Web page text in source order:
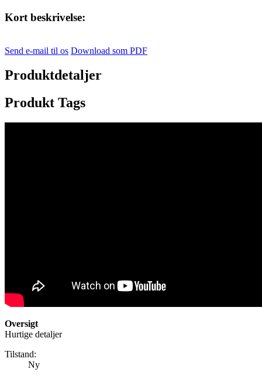
Kort beskrivelse:
Send e-mail til os Download som PDF
Produktdetaljer
Produkt Tags
Oversigt
Hurtige detaljer
Tilstand:
Ny